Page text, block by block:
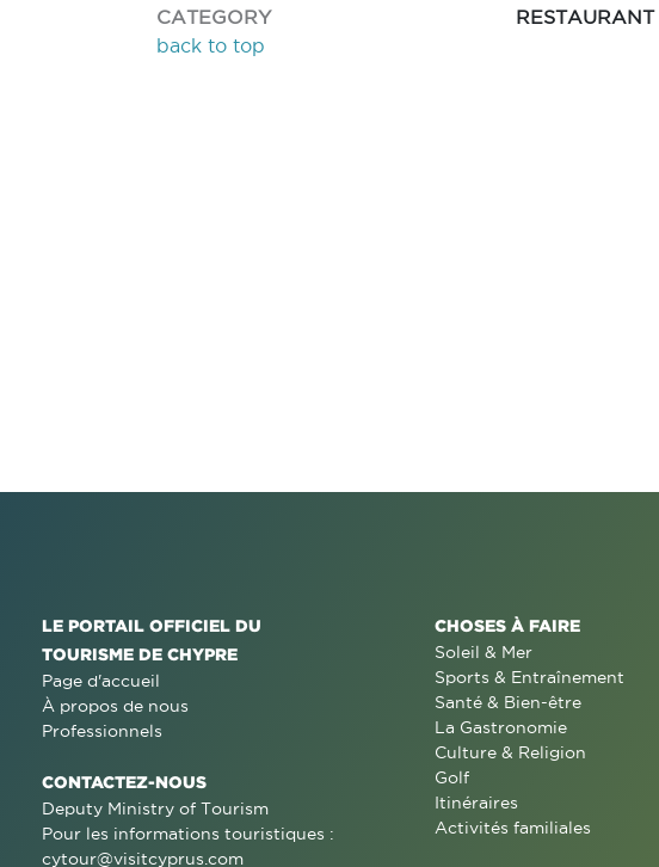
CATEGORY
RESTAURANT
back to top
LE PORTAIL OFFICIEL DU
TOURISME DE CHYPRE
Page d'accueil
À propos de nous
Professionnels
CONTACTEZ-NOUS
Deputy Ministry of Tourism
Pour les informations touristiques :
cytour@visitcyprus.com
CHOSES À FAIRE
Soleil & Mer
Sports & Entraînement
Santé & Bien-être
La Gastronomie
Culture & Religion
Golf
Itinéraires
Activités familiales